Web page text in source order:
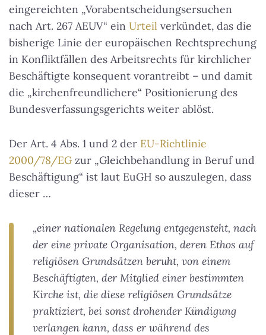
eingereichten „Vorabentscheidungsersuchen
nach Art. 267 AEUV“ ein Urteil verkündet, das die
bisherige Linie der europäischen Rechtsprechung
in Konfliktfällen des Arbeitsrechts für kirchlicher
Beschäftigte konsequent vorantreibt – und damit
die „kirchenfreundlichere“ Positionierung des
Bundesverfassungsgerichts weiter ablöst.
Der Art. 4 Abs. 1 und 2 der EU-Richtlinie
2000/78/EG zur „Gleichbehandlung in Beruf und
Beschäftigung“ ist laut EuGH so auszulegen, dass
dieser …
„einer nationalen Regelung entgegensteht, nach
der eine private Organisation, deren Ethos auf
religiösen Grundsätzen beruht, von einem
Beschäftigten, der Mitglied einer bestimmten
Kirche ist, die diese religiösen Grundsätze
praktiziert, bei sonst drohender Kündigung
verlangen kann, dass er während des